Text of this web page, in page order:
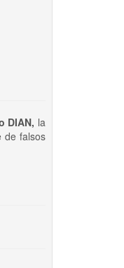
DIAN, la
de falsos